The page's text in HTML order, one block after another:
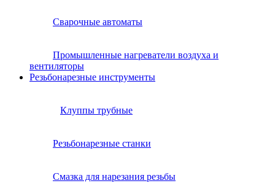
Сварочные автоматы
Промышленные нагреватели воздуха и
вентиляторы
Резьбонарезные инструменты
Клуппы трубные
Резьбонарезные станки
Смазка для нарезания резьбы